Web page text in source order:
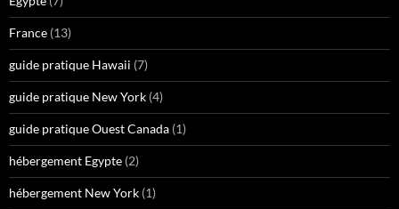
France (13)
guide pratique Hawaii (7)
guide pratique New York (4)
guide pratique Ouest Canada (1)
hébergement Egypte (2)
hébergement New York (1)